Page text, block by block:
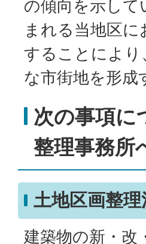
の傾向を示して
まれる当地区
することにより
な市街地を形成
次の事項に
整理事務所
土地区画整
建築物の新・改